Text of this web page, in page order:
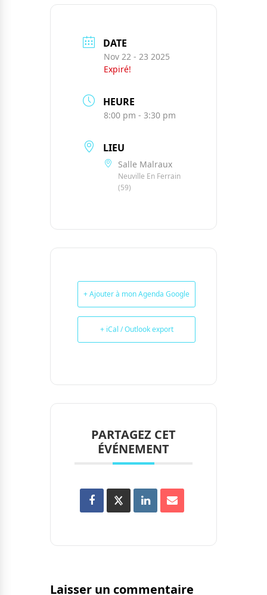
DATE
Nov 22 - 23 2025
Expiré!
HEURE
8:00 pm - 3:30 pm
LIEU
Salle Malraux
Neuville En Ferrain
(59)
+ Ajouter à mon Agenda Google
+ iCal / Outlook export
PARTAGEZ CET
ÉVÉNEMENT
Laisser un commentaire